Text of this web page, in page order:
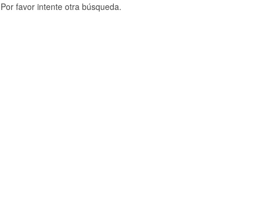
Por favor intente otra búsqueda.